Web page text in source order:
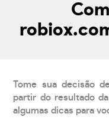
Tome sua decisão
partir do resultado
algumas dicas para